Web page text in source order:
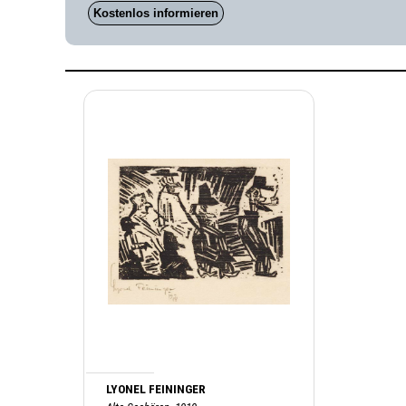
Kostenlos informieren
LYONEL FEININGER